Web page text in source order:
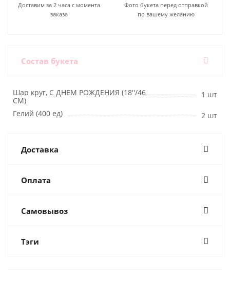
Доставим за 2 часа с момента
заказа
Фото букета перед отправкой
по вашему желанию
Состав букета
Шар круг, С ДНЕМ РОЖДЕНИЯ (18''/46
СМ)
1 шт
Гелий (400 ед)
2 шт
Доставка
Оплата
Самовывоз
Тэги